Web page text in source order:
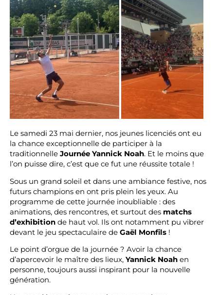
Le samedi 23 mai dernier, nos jeunes licenciés ont eu
la chance exceptionnelle de participer à la
traditionnelle Journée Yannick Noah. Et le moins que
l’on puisse dire, c’est que ce fut une réussite totale !
Sous un grand soleil et dans une ambiance festive, nos
futurs champions en ont pris plein les yeux. Au
programme de cette journée inoubliable : des
animations, des rencontres, et surtout des matchs
d’exhibition de haut vol. Ils ont notamment pu vibrer
devant le jeu spectaculaire de Gaël Monfils !
Le point d’orgue de la journée ? Avoir la chance
d’apercevoir le maître des lieux, Yannick Noah en
personne, toujours aussi inspirant pour la nouvelle
génération.